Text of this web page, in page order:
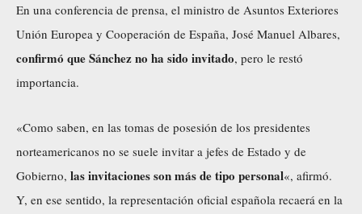
En una conferencia de prensa, el ministro de Asuntos Exteriores
Unión Europea y Cooperación de España, José Manuel Albares,
confirmó que Sánchez no ha sido invitado, pero le restó
importancia.
«Como saben, en las tomas de posesión de los presidentes
norteamericanos no se suele invitar a jefes de Estado y de
Gobierno, las invitaciones son más de tipo personal«, afirmó.
Y, en ese sentido, la representación oficial española recaerá en la